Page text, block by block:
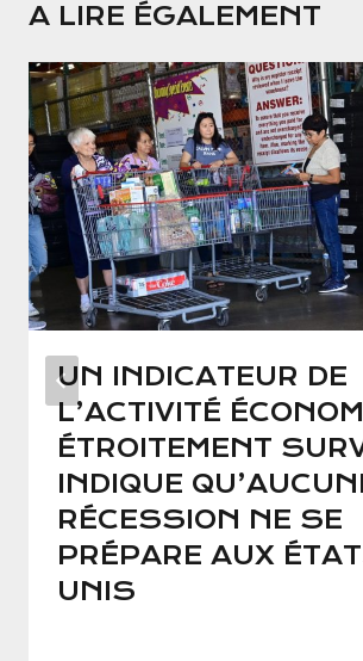
A LIRE ÉGALEMENT
UN INDICATEUR DE
L’ACTIVITÉ
ÉTROITEMENT
INDIQUE
RÉCESSION NE SE
PRÉPARE AUX
UNIS